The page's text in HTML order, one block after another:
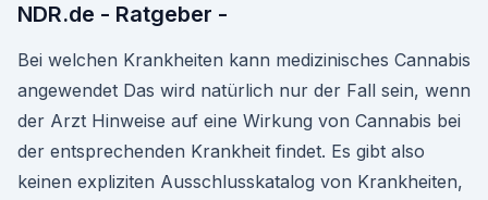
NDR.de - Ratgeber -
Bei welchen Krankheiten kann medizinisches Cannabis
angewendet Das wird natürlich nur der Fall sein, wenn
der Arzt Hinweise auf eine Wirkung von Cannabis bei
der entsprechenden Krankheit findet. Es gibt also
keinen expliziten Ausschlusskatalog von Krankheiten,